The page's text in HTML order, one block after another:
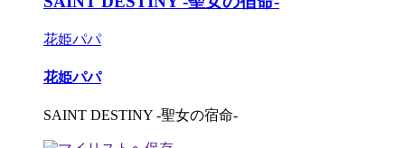
花姫パパ
花姫パパ
SAINT DESTINY -聖女の宿命-